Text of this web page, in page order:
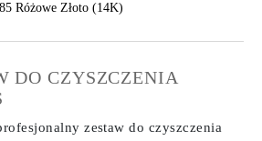
Różowe Złoto (14K)
DO CZYSZCZENIA
zestaw do czyszczenia